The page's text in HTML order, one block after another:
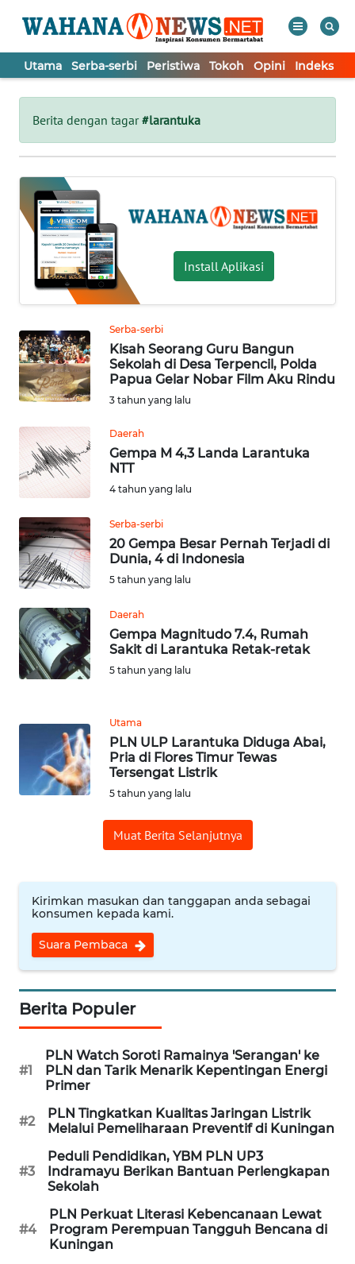
Utama Serba-serbi Peristiwa Tokoh Opini Indeks
Berita dengan tagar#larantuka
Install Aplikasi
Serba-serbi
Kisah Seorang Guru Bangun
Sekolah di Desa Terpencil, Polda
Papua Gelar Nobar Film Aku Rindu
3 tahun yang lalu
Daerah
Gempa M 4,3 Landa Larantuka
NTT
4 tahun yang lalu
Serba-serbi
20 Gempa Besar Pernah Terjadi di
Dunia, 4 di Indonesia
5 tahun yang lalu
Daerah
Gempa Magnitudo 7.4, Rumah
Sakit di Larantuka Retak-retak
5 tahun yang lalu
Utama
PLN ULP Larantuka Diduga Abai,
Pria di Flores Timur Tewas
Tersengat Listrik
5 tahun yang lalu
Muat Berita Selanjutnya
Kirimkan masukan dan tanggapan anda sebagai
konsumen kepada kami.
Suara Pembaca
Berita Populer
#1
PLN Watch Soroti Ramainya 'Serangan' ke
PLN dan Tarik Menarik Kepentingan Energi
Primer
#2
PLN Tingkatkan Kualitas Jaringan Listrik
Melalui Pemeliharaan Preventif di Kuningan
#3
Peduli Pendidikan, YBM PLN UP3
Indramayu Berikan Bantuan Perlengkapan
Sekolah
#4
PLN Perkuat Literasi Kebencanaan Lewat
Program Perempuan Tangguh Bencana di
Kuningan
Tutup
UTAMA
SERBA-
SERBI
PERISTIWA
TOKOH
OPINI
Informasi
INDEKS
BERITA
KONTAK
INFO
IKLAN
TENTANG
KAMI
PEDOMAN
MEDIA
REDAKSI
KARIR
News
Regional
WN
SUMUT
WN
JAKARTA
WN
JABAR
WN
BANTEN
WN
NTT
WN
KEPRI